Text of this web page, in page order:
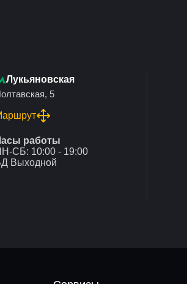
Лукьяновская
5
работы
СБ: 10:00 - 19:00
Выходной